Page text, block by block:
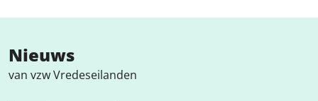
Nieuws
van vzw Vredeseilanden